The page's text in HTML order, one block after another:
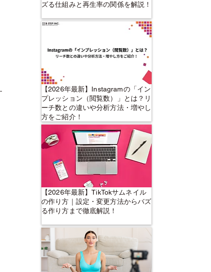
ズる仕組みと再生率の関係を解説！
【2026年最新】Instagramの「イン
プレッション（閲覧数）」とは？リ
ーチ数との違いや分析方法・増やし
方をご紹介！
【2026年最新】TikTokサムネイル
の作り方｜設定・変更方法からバズ
る作り方まで徹底解説！